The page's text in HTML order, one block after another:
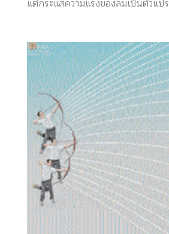
แต่กระแสความแรงของลมเป็นตัวแปร